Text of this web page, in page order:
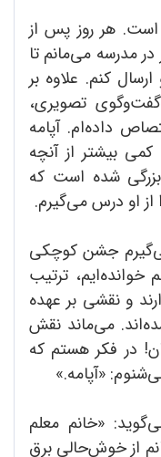
هر روز پس از
مدرسه می‌مانم تا
کنم. علاوه بر
تصویری،
داده‌ام. آپامه
بیشتر از آنچه
بزرگی شده است که
او درس می‌گیرم.
جشن کوچکی
خوانده‌ایم، ترتیب
و نقشی بر عهده
می‌ماند نقش
در فکر هستم که
«آپامه.»
«خانم معلم
از خوش‌حالی برق